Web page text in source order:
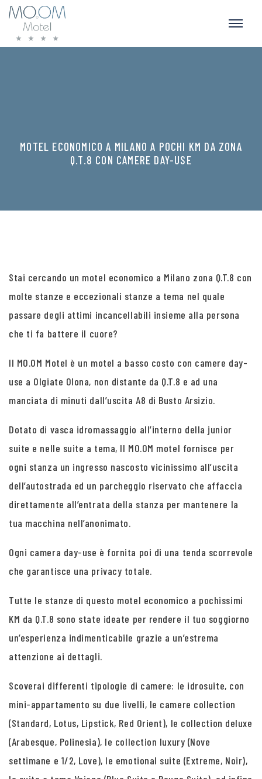
MOTEL ECONOMICO A MILANO A POCHI KM DA ZONA
Q.T.8 CON CAMERE DAY-USE
Stai cercando un motel economico a Milano zona Q.T.8 con
molte stanze e eccezionali stanze a tema nel quale
passare degli attimi incancellabili insieme alla persona
che ti fa battere il cuore?
Il MO.OM Motel è un motel a basso costo con camere day-
use a Olgiate Olona, non distante da Q.T.8 e ad una
manciata di minuti dall’uscita A8 di Busto Arsizio.
Dotato di vasca idromassaggio all’interno della junior
suite e nelle suite a tema, Il MO.OM motel fornisce per
ogni stanza un ingresso nascosto vicinissimo all’uscita
dell’autostrada ed un parcheggio riservato che affaccia
direttamente all’entrata della stanza per mantenere la
tua macchina nell’anonimato.
Ogni camera day-use è fornita poi di una tenda scorrevole
che garantisce una privacy totale.
Tutte le stanze di questo motel economico a pochissimi
KM da Q.T.8 sono state ideate per rendere il tuo soggiorno
un’esperienza indimenticabile grazie a un’estrema
attenzione ai dettagli.
Scoverai differenti tipologie di camere: le idrosuite, con
mini-appartamento su due livelli, le camere collection
(Standard, Lotus, Lipstick, Red Orient), le collection deluxe
(Arabesque, Polinesia), le collection luxury (Nove
settimane e 1/2, Love), le emotional suite (Extreme, Noir),